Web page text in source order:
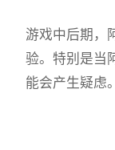
游戏中后期，
验。特别是当
能会产生疑虑